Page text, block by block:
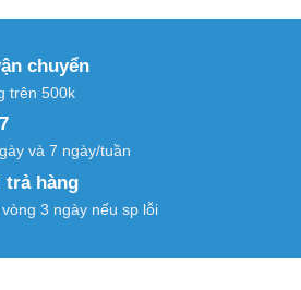
tại
49.000 ₫.
chuyển
trên 500k
và 7 ngày/tuần
trả hàng
3 ngày nếu sp lỗi